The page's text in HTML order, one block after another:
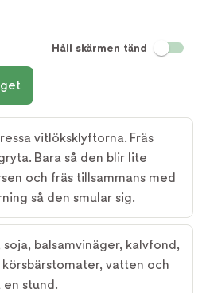
Håll skärmen tänd
vitlöksklyftorna. Fräs
Bara så den blir lite
och fräs tillsammans med
så den smular sig.
balsamvinäger, kalvfond,
vatten och
stund.